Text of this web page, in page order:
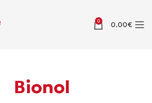
0 0.00€
Bionol